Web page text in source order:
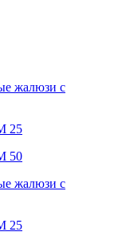
жалюзи с
25
50
жалюзи с
25